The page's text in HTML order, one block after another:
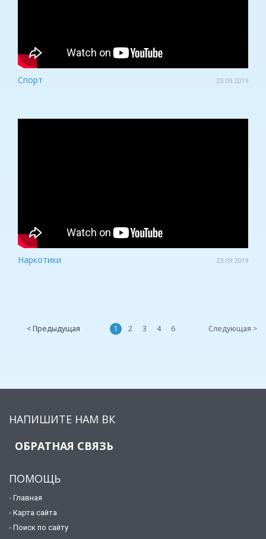
Спорт 23.09.2019
Наркотики 23.09.2019
< Предыдущая 1 2 3 4 6 Следующая >
НАПИШИТЕ НАМ ВК
ОБРАТНАЯ СВЯЗЬ
ПОМОЩЬ
Главная
Карта сайта
Поиск по сайту